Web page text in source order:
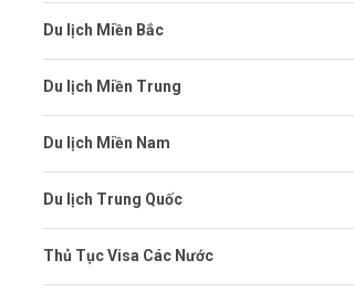
Du lịch Miền Bắc
Du lịch Miền Trung
Du lịch Miền Nam
Du lịch Trung Quốc
Thủ Tục Visa Các Nước